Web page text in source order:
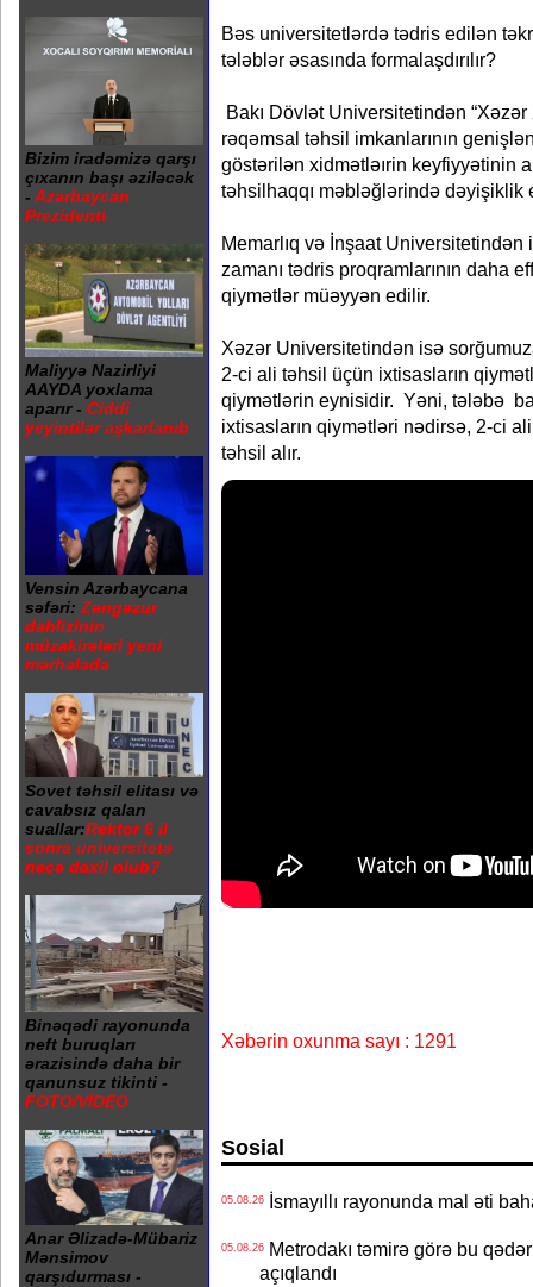
Bizim iradəmizə qarşı
çıxanın başı əziləcək
- Azərbaycan
Prezidenti
Maliyyə Nazirliyi
AAYDA yoxlama
aparır - Ciddi
yeyintilər aşkarlanıb
Vensin Azərbaycana
səfəri: Zəngəzur
dəhlizinin
müzakirələri yeni
mərhələdə
Sovet təhsil elitası və
cavabsız qalan
suallar:Rektor 6 il
sonra universitetə
necə daxil olub?
Binəqədi rayonunda
neft buruqları
ərazisində daha bir
qanunsuz tikinti -
FOTO/VİDEO
Anar Əlizadə-Mübariz
Mənsimov
qarşıdurması -
Bəs universitetlərdə tədris edilən
tələblər əsasında formalaşdırılır?
Bakı Dövlət Universitetindən
rəqəmsal təhsil imkanlarının
göstərilən xidmətləırin keyfiyyətinin
təhsilhaqqı məbləğlərində dəyişiklik
Memarlıq və İnşaat
zamanı tədris proqramlarının daha
qiymətlər müəyyən edilir.
Xəzər Universitetindən isə
2-ci ali təhsil üçün ixtisasların
qiymətlərin eynisidir. Yəni, tələbə
ixtisasların qiymətləri nədirsə, 2-ci
təhsil alır.
Xəbərin oxunma sayı : 1291
Sosial
05.08.26İsmayıllı rayonunda mal əti
05.08.26Metrodakı təmirə görə bu
açıqlandı